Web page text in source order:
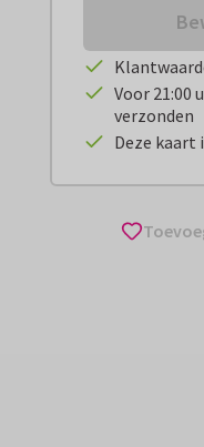
Voor 21:00
verzonden
Deze kaart